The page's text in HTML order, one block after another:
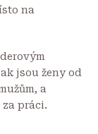
na
jsou ženy od
a
práci.